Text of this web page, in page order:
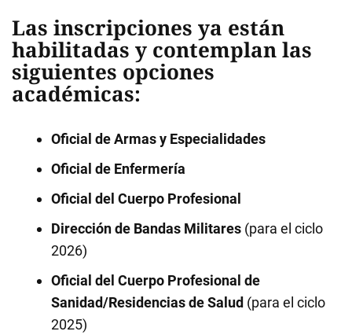
Las inscripciones ya están
habilitadas y contemplan las
siguientes opciones
académicas:
Oficial de Armas y Especialidades
Oficial de Enfermería
Oficial del Cuerpo Profesional
Dirección de Bandas Militares (para el ciclo
2026)
Oficial del Cuerpo Profesional de
Sanidad/Residencias de Salud (para el ciclo
2025)